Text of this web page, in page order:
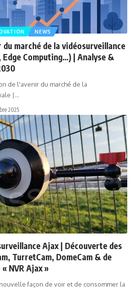
NEWS
du marché de la vidéosurveillance
Edge Computing…) | Analyse &
de l'avenir du marché de la
|…
2025
Ajax | Découverte des
TurretCam, DomeCam & de
NVR Ajax »
façon de voir et de consommer la